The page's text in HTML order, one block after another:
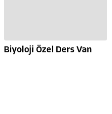
Biyoloji Özel Ders Van